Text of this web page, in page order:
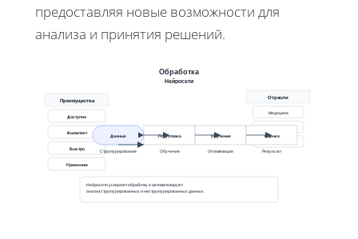
предоставляя новые возможности для
анализа и принятия решений.
Обработка
Нейросети
Преимущества
Доступно
Выявляет
Быстро
Применим
Отрасли
Медицина
Данные Подготовка Обучение Оценка
Структурирование Обучение Оптимизация Результат
Нейросети ускоряют обработку и автоматизируют
анализ структурированных и неструктурированных данных